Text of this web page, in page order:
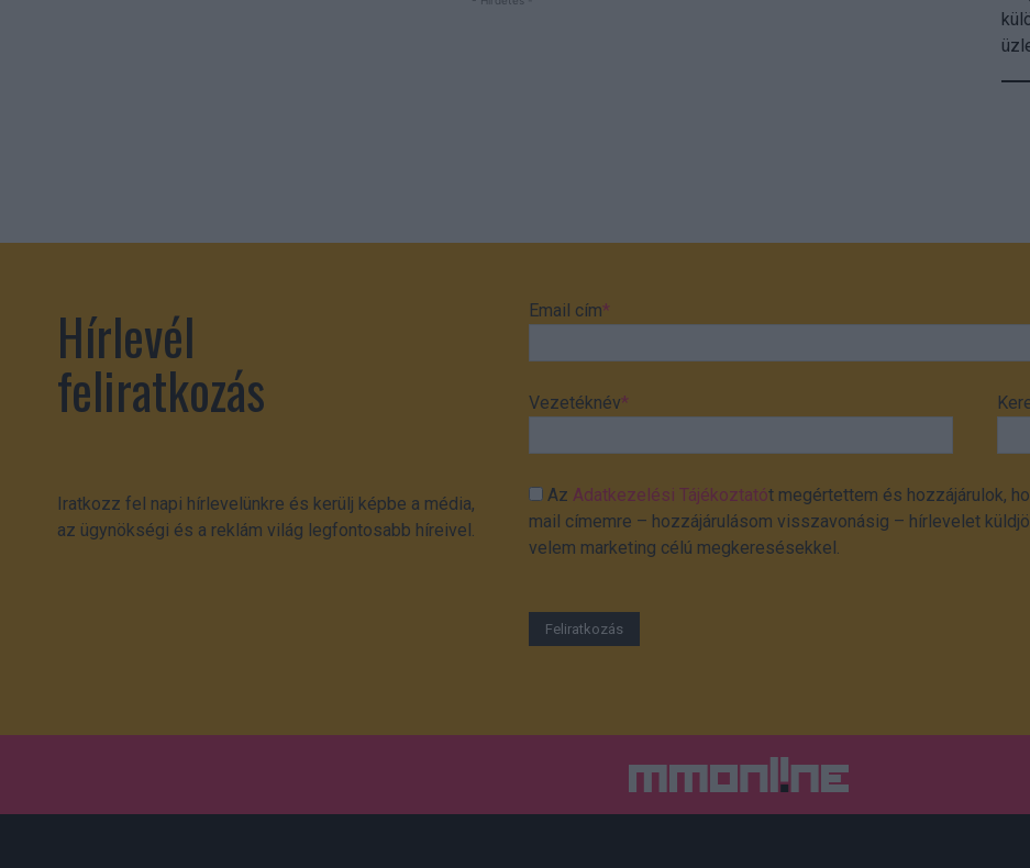
Hírlevél
feliratkozás
Iratkozz fel napi hírlevelünkre és kerülj képbe a média,
az ügynökségi és a reklám világ legfontosabb híreivel.
Email cím*
Vezetéknév*
AzAdatkezelési Tájékoztatót megértettem és hozzájárulok,
mail címemre – hozzájárulásom visszavonásig – hírlevelet
velem marketing célú megkeresésekkel.